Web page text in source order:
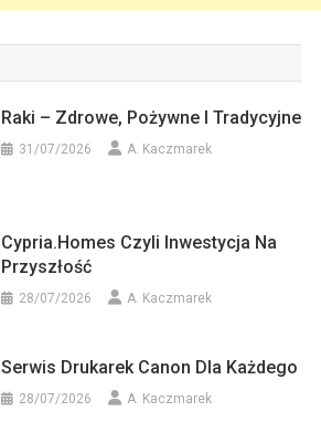
Raki – Zdrowe, Pożywne I Tradycyjne
31/07/2026 A. Kaczmarek
Cypria.homes Czyli Inwestycja Na
Przyszłość
28/07/2026 A. Kaczmarek
Serwis Drukarek Canon Dla Każdego
28/07/2026 A. Kaczmarek